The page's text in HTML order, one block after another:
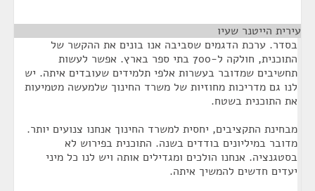
עירית הייטנר שעיו
בסדר. ערכת הדגמים שסביבה אנו בונים את ההקשר של
התוכנית, חולקה ל-700 בתי ספר בארץ. אפשר לעשות
תחשיבים שמדובר בעשרות אלפי תלמידים שעובדים איתה. יש
לנו גם מדריכות מחוזיות של משרד החינוך שלמעשה מטמיעות
את התוכנית בשטח.
מבחינת התקציבים, יחסית למשרד החינוך אנחנו צנועים יותר.
מדובר במיליונים בודדים בשנה. התוכנית בפירוש לא
בסטגנציה. אנחנו הולכים ומגדילים אותה ויש לנו כל מיני
יעדים חדשים להמשיך איתה.